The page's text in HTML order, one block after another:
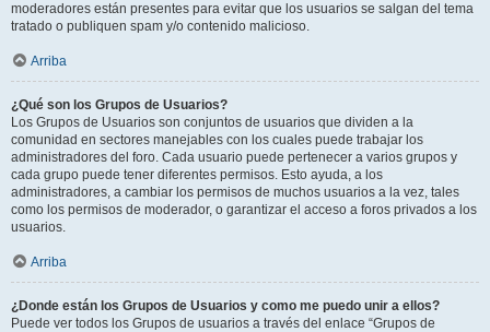
moderadores están presentes para evitar que los usuarios se salgan del tema
tratado o publiquen spam y/o contenido malicioso.
Arriba
¿Qué son los Grupos de Usuarios?
Los Grupos de Usuarios son conjuntos de usuarios que dividen a la
comunidad en sectores manejables con los cuales puede trabajar los
administradores del foro. Cada usuario puede pertenecer a varios grupos y
cada grupo puede tener diferentes permisos. Esto ayuda, a los
administradores, a cambiar los permisos de muchos usuarios a la vez, tales
como los permisos de moderador, o garantizar el acceso a foros privados a los
usuarios.
Arriba
¿Donde están los Grupos de Usuarios y como me puedo unir a ellos?
Puede ver todos los Grupos de usuarios a través del enlace “Grupos de